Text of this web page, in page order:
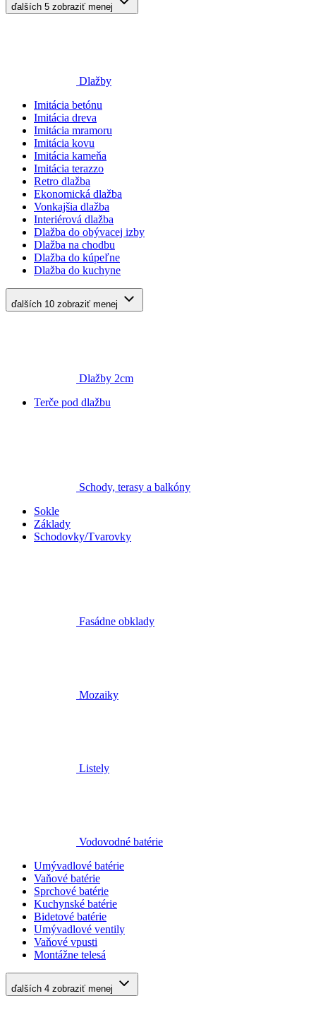
ďalších 5 zobraziť menej
Dlažby
Imitácia betónu
Imitácia dreva
Imitácia mramoru
Imitácia kovu
Imitácia kameňa
Imitácia terazzo
Retro dlažba
Ekonomická dlažba
Vonkajšia dlažba
Interiérová dlažba
Dlažba do obývacej izby
Dlažba na chodbu
Dlažba do kúpeľne
Dlažba do kuchyne
ďalších 10 zobraziť menej
Dlažby 2cm
Terče pod dlažbu
Schody, terasy a balkóny
Sokle
Základy
Schodovky/Tvarovky
Fasádne obklady
Mozaiky
Listely
Vodovodné batérie
Umývadlové batérie
Vaňové batérie
Sprchové batérie
Kuchynské batérie
Bidetové batérie
Umývadlové ventily
Vaňové vpusti
Montážne telesá
ďalších 4 zobraziť menej